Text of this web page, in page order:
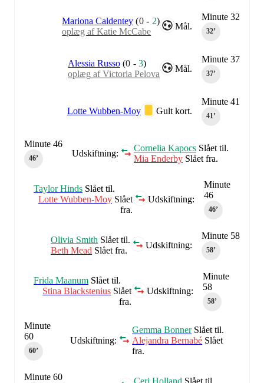
Minute 32
32‎’‎
Mål.
Mariona Caldentey (0- 2)
oplæg af Katie McCabe
Minute 37
37‎’‎
Mål.
Alessia Russo (0 -3)
oplæg af Victoria Pelova
Minute 41
41‎’‎
Gult kort.
Lotte Wubben-Moy
Udskiftning:
Cornelia Kapocs Slået til.
Mia Enderby Slået fra.
Minute 46
46‎’‎
Minute
46
46‎’‎
Udskiftning:
Taylor Hinds Slået til.
Lotte Wubben-MoySlået
fra.
Minute 58
58‎’‎
Udskiftning:
Olivia Smith Slået til.
Beth Mead Slået fra.
Minute
58
58‎’‎
Udskiftning:
Frida Maanum Slået til.
Stina Blackstenius Slået
fra.
Udskiftning:
Gemma BonnerSlået til.
Alejandra Bernabé Slået
fra.
Minute
60
60‎’‎
Ceri Holland Slået til.
Minute 60